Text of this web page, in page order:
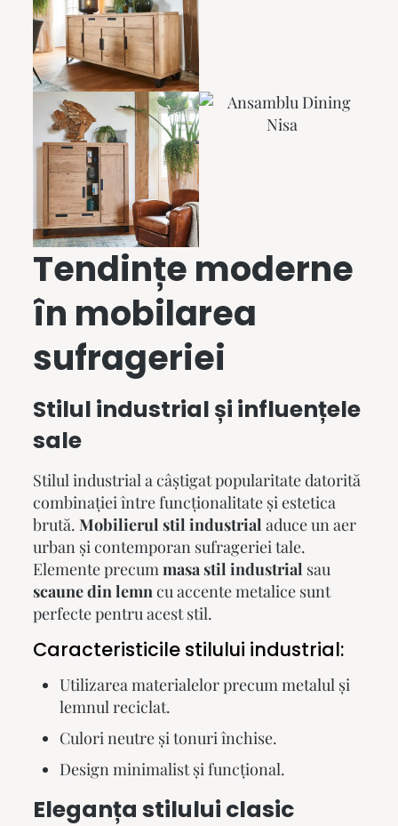
Tendințe moderne
în mobilarea
sufrageriei
Stilul industrial și influențele
sale
Stilul industrial a câștigat popularitate datorită
combinației între funcționalitate și estetica
brută. Mobilierul stil industrial aduce un aer
urban și contemporan sufrageriei tale.
Elemente precum masa stil industrial sau
scaune din lemn cu accente metalice sunt
perfecte pentru acest stil.
Caracteristicile stilului industrial:
Utilizarea materialelor precum metalul și
lemnul reciclat.
Culori neutre și tonuri închise.
Design minimalist și funcțional.
Eleganța stilului clasic